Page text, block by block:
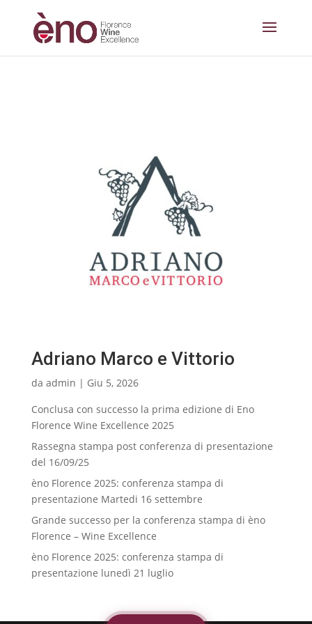
Adriano Marco e Vittorio
da admin | Giu 5, 2026
Conclusa con successo la prima edizione di Eno
Florence Wine Excellence 2025
Rassegna stampa post conferenza di presentazione
del 16/09/25
èno Florence 2025: conferenza stampa di
presentazione Martedi 16 settembre
Grande successo per la conferenza stampa di èno
Florence – Wine Excellence
èno Florence 2025: conferenza stampa di
presentazione lunedì 21 luglio